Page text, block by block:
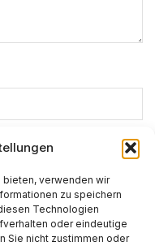
bieten, verwenden wir
zu speichern
Technologien
oder eindeutige
Sie nicht zustimmen oder